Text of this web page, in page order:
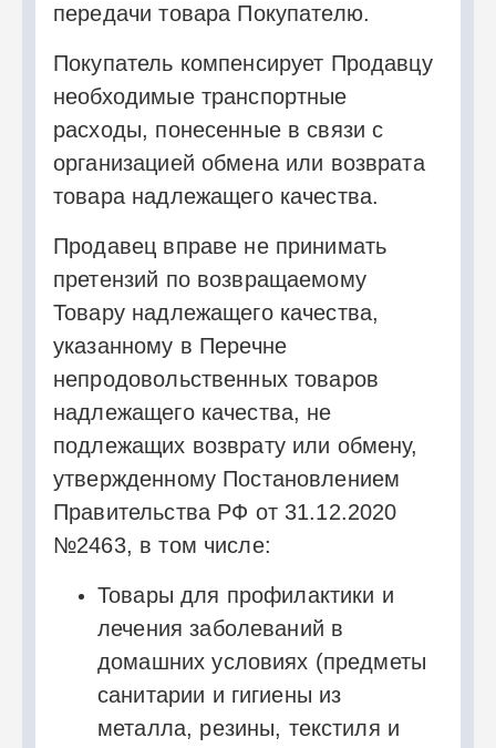
передачи товара Покупателю.
Покупатель компенсирует Продавцу
необходимые транспортные
расходы, понесенные в связи с
организацией обмена или возврата
товара надлежащего качества.
Продавец вправе не принимать
претензий по возвращаемому
Товару надлежащего качества,
указанному в Перечне
непродовольственных товаров
надлежащего качества, не
подлежащих возврату или обмену,
утвержденному Постановлением
Правительства РФ от 31.12.2020
№2463, в том числе:
Товары для профилактики и
лечения заболеваний в
домашних условиях (предметы
санитарии и гигиены из
металла, резины, текстиля и